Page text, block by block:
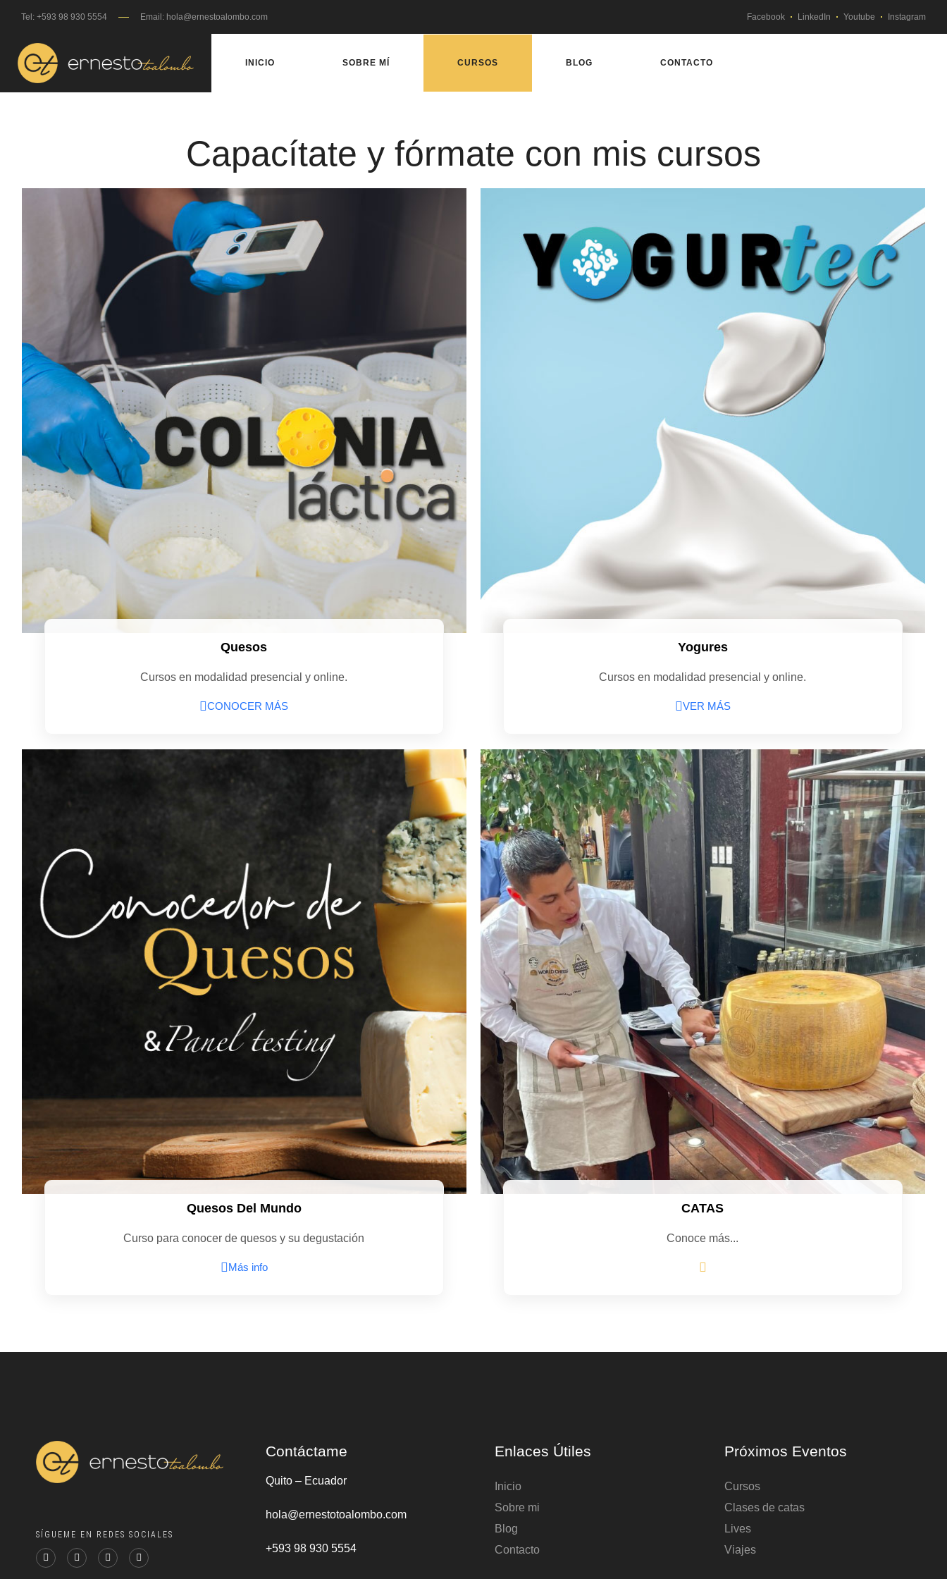
Tel: +593 98 930 5554 Email: hola@ernestoalombo.com Facebook LinkedIn Youtube Instagram
INICIO SOBRE MÍ CURSOS BLOG CONTACTO
Capacítate y fórmate con mis cursos
Quesos
Cursos en modalidad presencial y online.
CONOCER MÁS
Yogures
Cursos en modalidad presencial y online.
VER MÁS
Quesos Del Mundo
Curso para conocer de quesos y su degustación
Más info
CATAS
Conoce más...
SÍGUEME EN REDES SOCIALES
Contáctame
Quito – Ecuador
hola@ernestotoalombo.com
+593 98 930 5554
Enlaces Útiles
Inicio
Sobre mi
Blog
Contacto
Próximos Eventos
Cursos
Clases de catas
Lives
Viajes